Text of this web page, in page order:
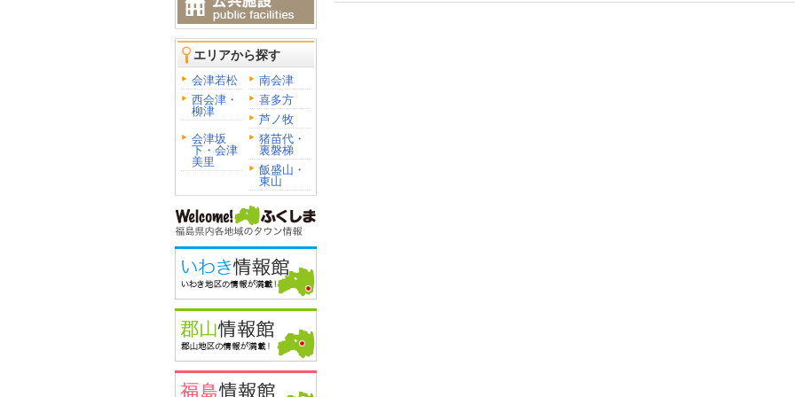
エリアから探す
会津若松
南会津
西会津・
柳津
喜多方
芦ノ牧
会津坂
下・会津
美里
猪苗代・
裏磐梯
飯盛山・
東山